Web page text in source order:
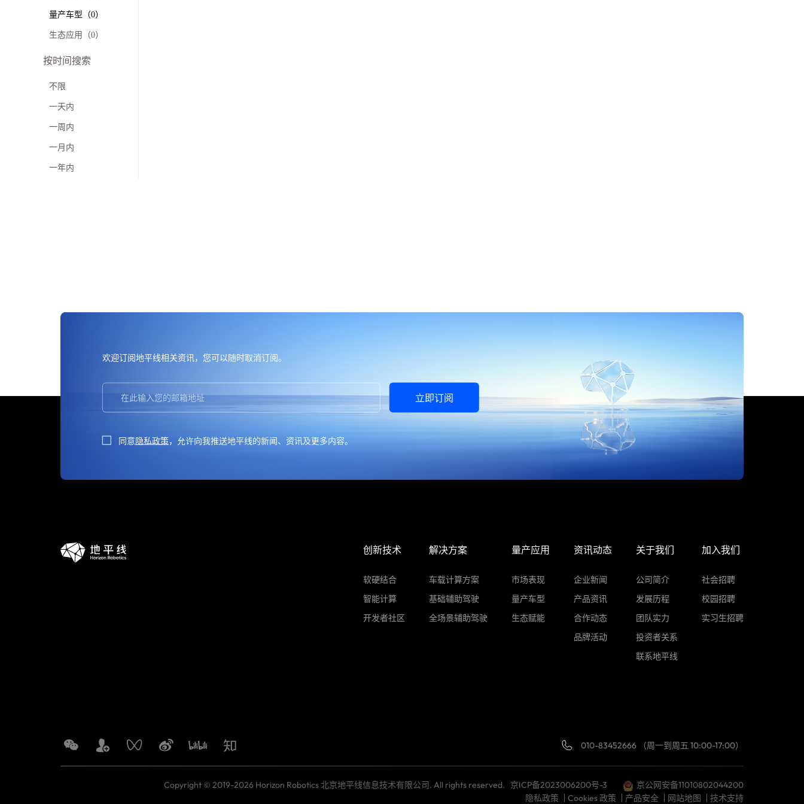
量产车型（0）
生态应用（0）
按时间搜索
不限
一天内
一周内
一月内
一年内
欢迎订阅地平线相关资讯，您可以随时取消订阅。
立即订阅
同意隐私政策，允许向我推送地平线的新闻、资讯及更多内容。
创新技术
软硬结合
智能计算
开发者社区
解决方案
车载计算方案
基础辅助驾驶
全场景辅助驾驶
量产应用
市场表现
量产车型
生态赋能
资讯动态
企业新闻
产品资讯
合作动态
品牌活动
关于我们
公司简介
发展历程
团队实力
投资者关系
联系地平线
加入我们
社会招聘
校园招聘
实习生招聘
010-83452666 （周一到周五 10:00-17:00）
Copyright © 2019-2026 Horizon Robotics 北京地平线信息技术有限公司. All rights reserved. 京ICP备2023006200号-3
京公网安备11010802044200
隐私政策
Cookies 政策 产品安全 网站地图 技术支持